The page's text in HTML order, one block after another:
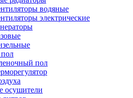
водяные
электрические
пол
осушители